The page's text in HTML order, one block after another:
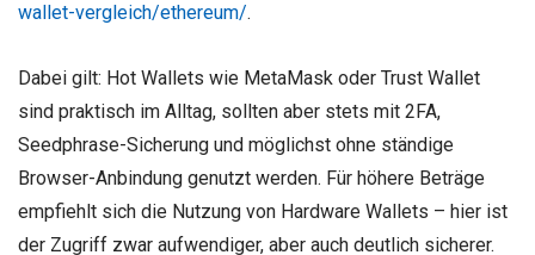
wallet-vergleich/ethereum/.
Dabei gilt: Hot Wallets wie MetaMask oder Trust Wallet
sind praktisch im Alltag, sollten aber stets mit 2FA,
Seedphrase-Sicherung und möglichst ohne ständige
Browser-Anbindung genutzt werden. Für höhere Beträge
empfiehlt sich die Nutzung von Hardware Wallets – hier ist
der Zugriff zwar aufwendiger, aber auch deutlich sicherer.